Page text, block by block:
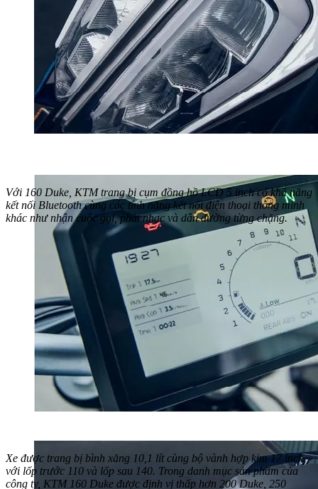
Với 160 Duke, KTM trang bị cụm đồng hồ LCD 5 inch có khả năng
kết nối Bluetooth cùng các tính năng kết nối điện thoại thông minh
khác như nhận cuộc gọi, phát nhạc và dẫn đường từng chặng.
Xe được trang bị bình xăng 10,1 lít cùng bộ vành hợp kim 17 inch
với lốp trước 110 và lốp sau 140. Trong danh mục sản phẩm của
công ty, KTM 160 Duke được định vị thấp hơn 200 Duke, 250